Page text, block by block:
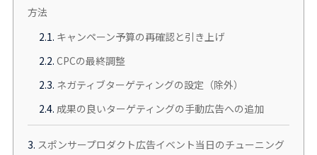
方法
2.1. キャンペーン予算の再確認と引き上げ
2.2. CPCの最終調整
2.3. ネガティブターゲティングの設定（除外）
2.4. 成果の良いターゲティングの手動広告への追加
3. スポンサープロダクト広告イベント当日のチューニング